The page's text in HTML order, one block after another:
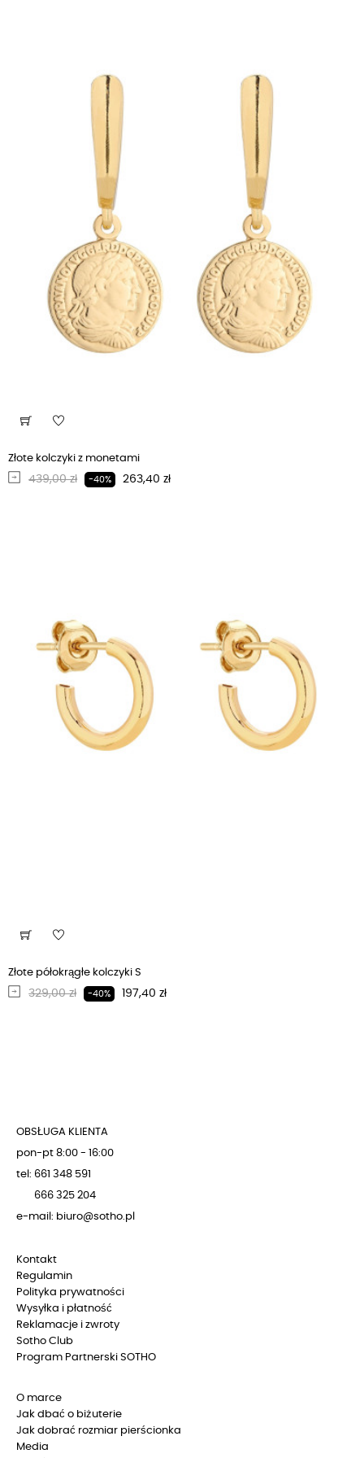
Złote kolczyki z monetami
Regularna cena
439,00 zł -40% Cena
263,40 zł
Złote półokrągłe kolczyki S
Regularna cena
329,00 zł -40% Cena
197,40 zł
OBSŁUGA KLIENTA
pon-pt 8:00 - 16:00
tel: 661 348 591
666 325 204
e-mail: biuro@sotho.pl
Kontakt
Regulamin
Polityka prywatności
Wysyłka i płatność
Reklamacje i zwroty
Sotho Club
Program Partnerski SOTHO
O marce
Jak dbać o biżuterie
Jak dobrać rozmiar pierścionka
Media